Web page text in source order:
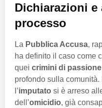
Dichiarazioni e
processo
La Pubblica Accusa,
ha definito il caso come
quei crimini di passione
profondo sulla
l’imputato si è arreso
dell’omicidio, già